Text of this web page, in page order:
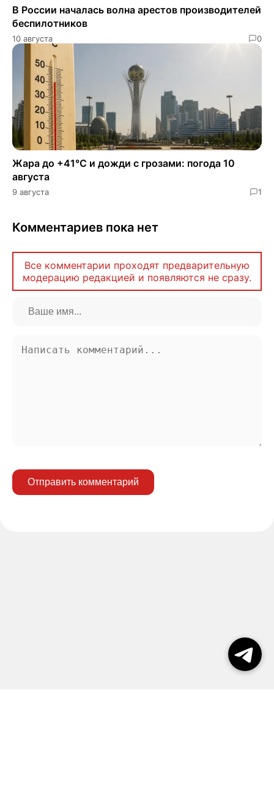
В России началась волна арестов производителей
беспилотников
10 августа 0
Жара до +41°C и дожди с грозами: погода 10
августа
9 августа 1
Комментариев пока нет
Все комментарии проходят предварительную
модерацию редакцией и появляются не сразу.
Отправить комментарий